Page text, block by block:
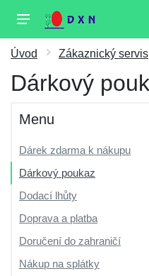
Úvod Zákaznický servis
Dárkový
Menu
Dárek zdarma k nákupu
Dárkový poukaz
Dodací lhůty
Doprava a platba
Doručení do zahraničí
Nákup na splátky